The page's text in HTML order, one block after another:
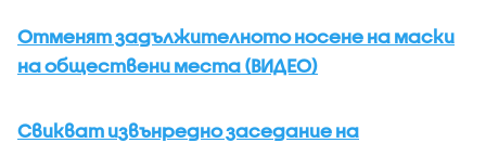
Отменят задължителното носене на маски
на обществени места (ВИДЕО)
Свикват извънредно заседание на